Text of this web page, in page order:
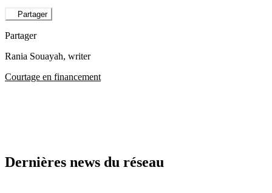
Partager
Partager
Rania Souayah, writer
Courtage en financement
Dernières news du réseau